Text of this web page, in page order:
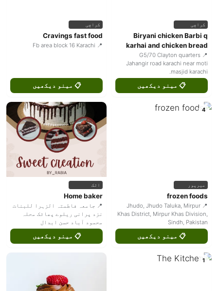
کراچی
Biryani chicken Barbi q
karhai and chicken bread
📍 G5/70 Clayton quarters
Jahangir road karachi near moti
masjid karachi.
📋 مینو دیکھیں
کراچی
Cravings fast food
📍 Fb area block 16 Karachi
📋 مینو دیکھیں
4
میرپور
frozen foods
📍 Jhudo, Jhudo Taluka, Mirpur
Khas District, Mirpur Khas Division,
Sindh, Pakistan
📋 مینو دیکھیں
اٹک
Home baker
📍 جامعہ فاطمتہ الزہرا للبنات
نزد پرانی ریلوے پھاٹک محلہ
محمود آباد حسن ابدال
📋 مینو دیکھیں
1